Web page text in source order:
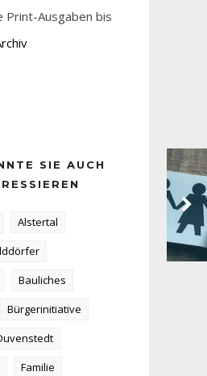
Print-Ausgaben bis
SIE AUCH
Alstertal
Bauliches
Bürgerinitiative
Familie